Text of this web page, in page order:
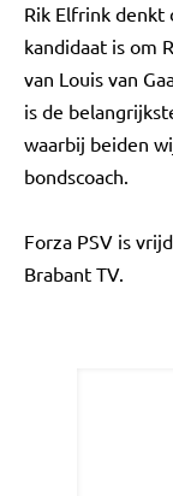
Rik Elfrink denkt
kandidaat is om
van Louis van
is de
waarbij beiden
bondscoach.
Forza PSV is
Brabant TV.